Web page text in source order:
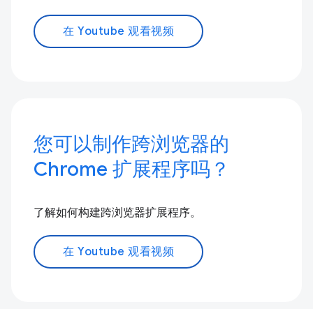
在 Youtube 观看视频
您可以制作跨浏览器的
Chrome 扩展程序吗？
了解如何构建跨浏览器扩展程序。
在 Youtube 观看视频